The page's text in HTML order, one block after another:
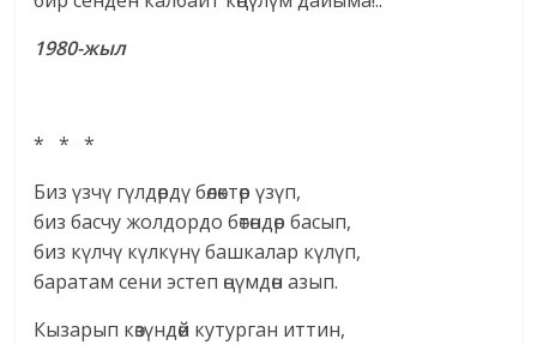
1980-жыл
* * *
Биз үзчү гүлдөрдү бөлөктөр үзүп,
биз басчу жолдордо бөтөндөр басып,
биз күлчү күлкүнү башкалар күлүп,
баратам сени эстеп өңүмдөн азып.
Кызарып көзүндөй кутурган иттин,